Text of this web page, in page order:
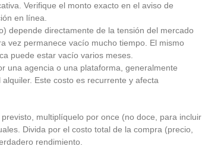
Verifique el monto exacto en el aviso de
en línea.
depende directamente de la tensión del mercado
vez permanece vacío mucho tiempo. El mismo
puede estar vacío varios meses.
una agencia o una plataforma, generalmente
Este costo es recurrente y afecta
multiplíquelo por once (no doce, para incluir
Divida por el costo total de la compra (precio,
rendimiento.